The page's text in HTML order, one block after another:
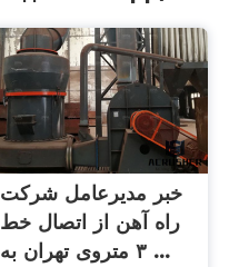
خبر مدیرعامل شرکت
راه‌ آهن از اتصال خط
۳ متروی تهران به ...